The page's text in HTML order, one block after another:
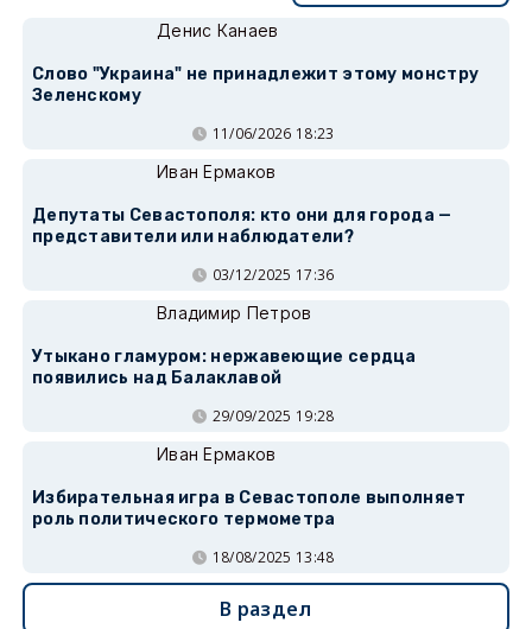
Денис Канаев
Слово "Украина" не принадлежит этому монстру
Зеленскому
11/06/2026 18:23
Иван Ермаков
Депутаты Севастополя: кто они для города —
представители или наблюдатели?
03/12/2025 17:36
Владимир Петров
Утыкано гламуром: нержавеющие сердца
появились над Балаклавой
29/09/2025 19:28
Иван Ермаков
Избирательная игра в Севастополе выполняет
роль политического термометра
18/08/2025 13:48
В раздел